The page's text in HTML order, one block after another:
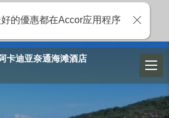
卡迪亚奈通海滩酒店
的優惠都在Accor应用程序